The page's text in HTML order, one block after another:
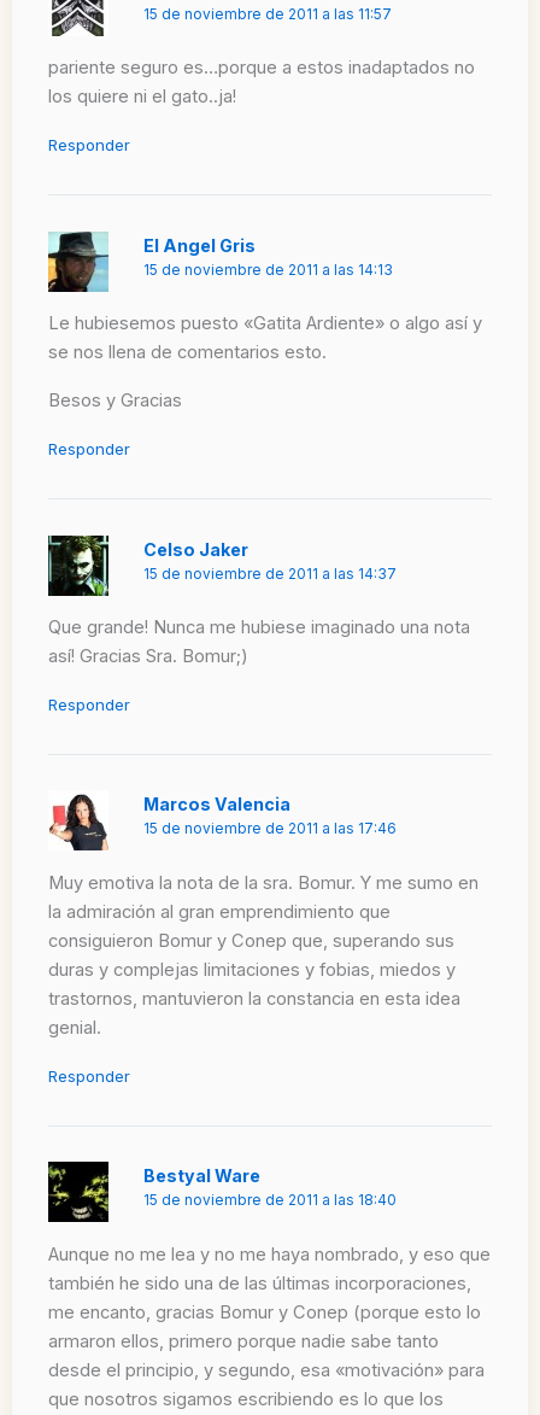
15 de noviembre de 2011 a las 11:57
pariente seguro es…porque a estos inadaptados no
los quiere ni el gato..ja!
Responder
El Angel Gris
15 de noviembre de 2011 a las 14:13
Le hubiesemos puesto «Gatita Ardiente» o algo así y
se nos llena de comentarios esto.
Besos y Gracias
Responder
Celso Jaker
15 de noviembre de 2011 a las 14:37
Que grande! Nunca me hubiese imaginado una nota
así! Gracias Sra. Bomur;)
Responder
Marcos Valencia
15 de noviembre de 2011 a las 17:46
Muy emotiva la nota de la sra. Bomur. Y me sumo en
la admiración al gran emprendimiento que
consiguieron Bomur y Conep que, superando sus
duras y complejas limitaciones y fobias, miedos y
trastornos, mantuvieron la constancia en esta idea
genial.
Responder
Bestyal Ware
15 de noviembre de 2011 a las 18:40
Aunque no me lea y no me haya nombrado, y eso que
también he sido una de las últimas incorporaciones,
me encanto, gracias Bomur y Conep (porque esto lo
armaron ellos, primero porque nadie sabe tanto
desde el principio, y segundo, esa «motivación» para
que nosotros sigamos escribiendo es lo que los